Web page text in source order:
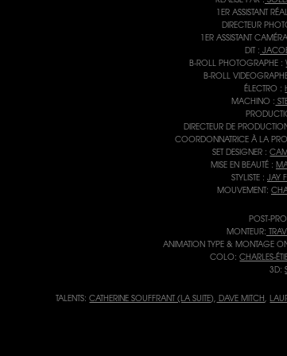
1ER ASSISTANT
DIRECTEUR
1ER ASSISTANT
DIT :
B-ROLL PHOTOGRAPHE :
B-ROLL
ÉLECTRO :
MACHINO :
DIRECTEUR DE
COORDONNATRICE À LA
SET DESIGNER :
MISE EN BEAUTÉ :
STYLISTE : JAY
MOUVEMENT:
POST-
MONTEUR:
ANIMATION TYPE & MONTAGE
COLO:CHARLES-
3D:
TALENTS:CATHERINE SOUFFRANT (LA SUITE), DAVE MITCH,